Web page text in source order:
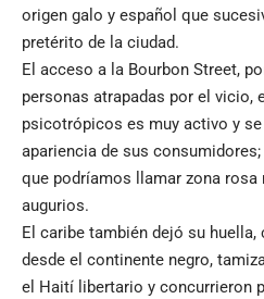
origen galo y español que
pretérito de la ciudad.
El acceso a la Bourbon Street,
personas atrapadas por el vicio,
psicotrópicos es muy activo y
apariencia de sus
que podríamos llamar zona
augurios.
El caribe también dejó su
desde el continente negro,
el Haití libertario y concurrieron